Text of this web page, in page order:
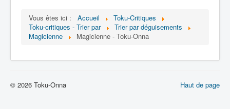
Objet
Lieu
Vous êtes ici : Accueil
Toku-Critiques
Toku-critiques - Trier par
Trier par déguisements
Magicienne
Magicienne - Toku-Onna
Haut de page
© 2026 Toku-Onna